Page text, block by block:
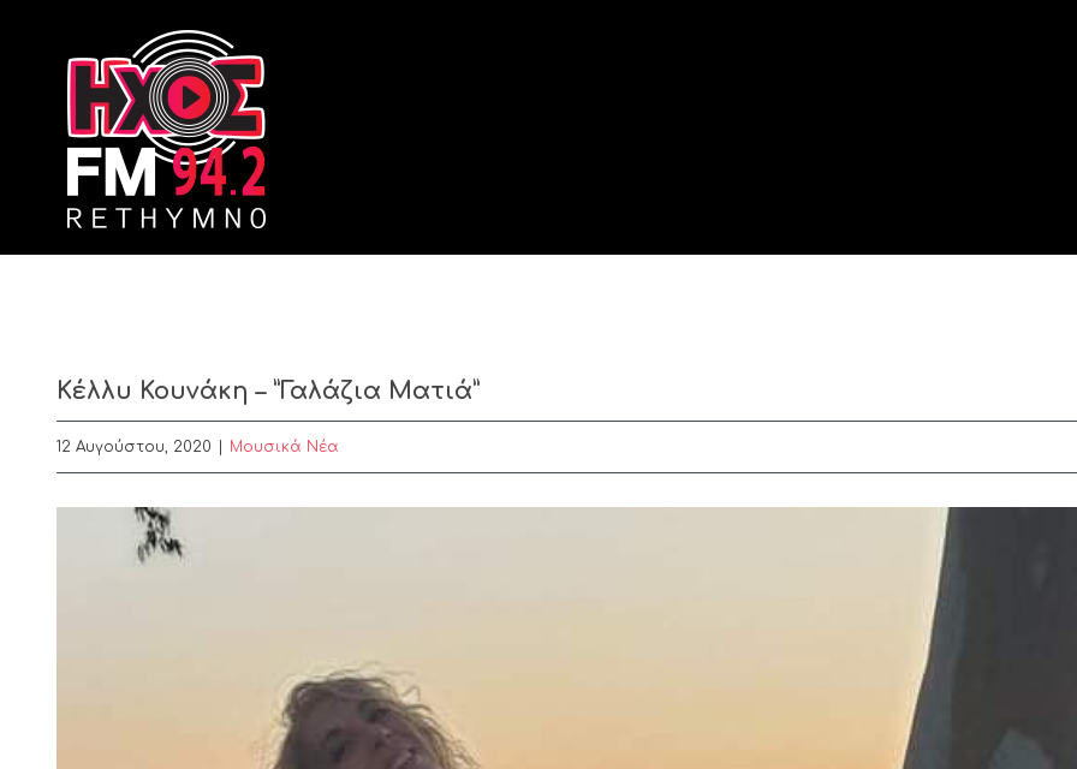
Κέλλυ Κουνάκη – ”Γαλάζια Ματιά”
12 Αυγούστου, 2020 Μουσικά Νέα